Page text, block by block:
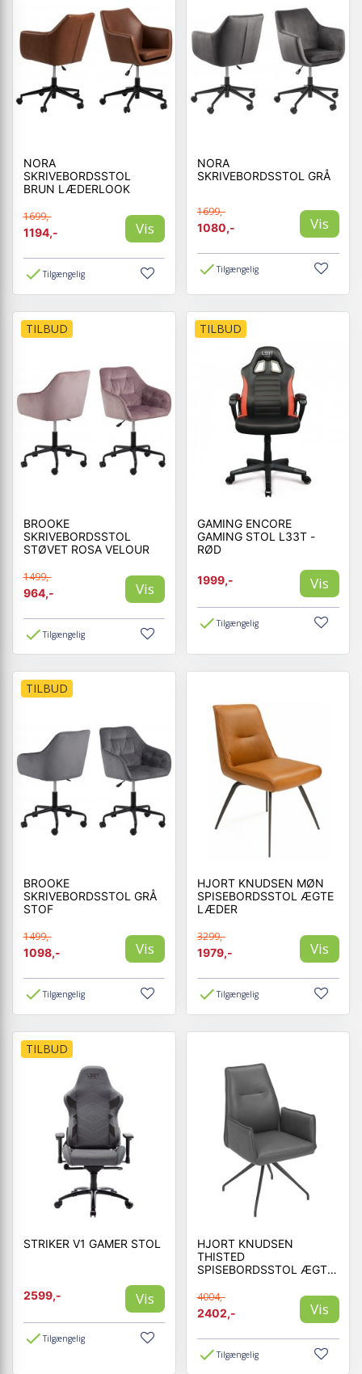
NORA
SKRIVEBORDSSTOL
BRUN LÆDERLOOK
1699,-
1194,-
Vis
Tilgængelig
NORA
SKRIVEBORDSSTOL GRÅ
1699,-
1080,-
Vis
Tilgængelig
TILBUD
BROOKE
SKRIVEBORDSSTOL
STØVET ROSA VELOUR
1499,-
964,-
Vis
Tilgængelig
TILBUD
GAMING ENCORE
GAMING STOL L33T -
RØD
1999,- Vis
Tilgængelig
TILBUD
BROOKE
SKRIVEBORDSSTOL GRÅ
STOF
1499,-
1098,-
Vis
Tilgængelig
HJORT KNUDSEN MØN
SPISEBORDSSTOL ÆGTE
LÆDER
3299,-
1979,-
Vis
Tilgængelig
TILBUD
STRIKER V1 GAMER STOL
2599,- Vis
Tilgængelig
HJORT KNUDSEN
THISTED
SPISEBORDSSTOL ÆGTE
4004,-
2402,-
Vis
Tilgængelig